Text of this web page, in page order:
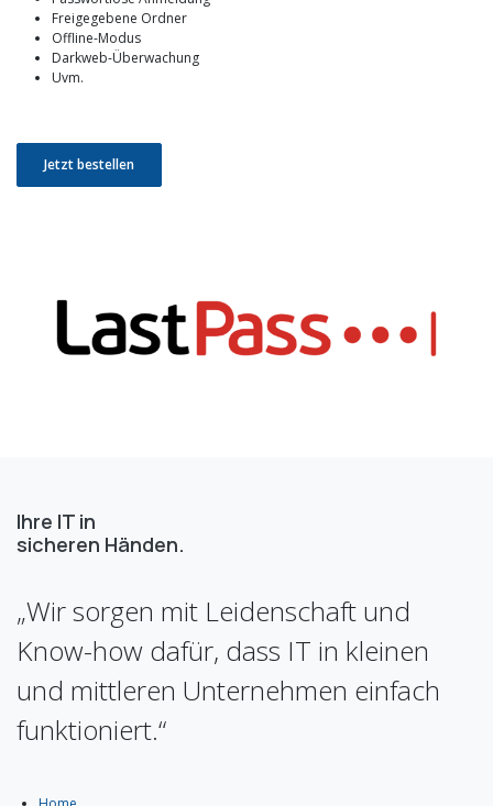
Freigegebene Ordner
Offline-Modus
Darkweb-Überwachung
Uvm.
Jetzt bestellen
Ihre IT in
sicheren Händen. ​
„Wir sorgen mit Leidenschaft und
Know-how dafür, dass IT in kleinen
und mittleren Unternehmen einfach
funktioniert.“